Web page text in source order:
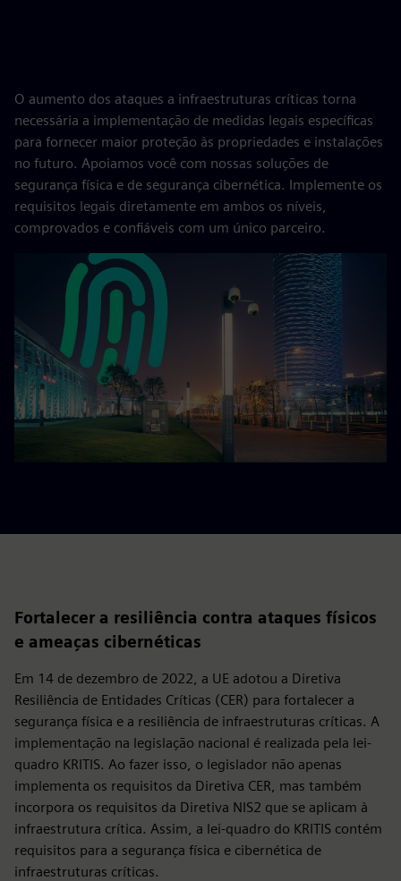
O aumento dos ataques a infraestruturas críticas torna
necessária a implementação de medidas legais específicas
para fornecer maior proteção às propriedades e instalações
no futuro. Apoiamos você com nossas soluções de
segurança física e de segurança cibernética. Implemente os
requisitos legais diretamente em ambos os níveis,
comprovados e confiáveis com um único parceiro.
Fortalecer a resiliência contra ataques físicos
e ameaças cibernéticas
Em 14 de dezembro de 2022, a UE adotou a Diretiva
Resiliência de Entidades Críticas (CER) para fortalecer a
segurança física e a resiliência de infraestruturas críticas. A
implementação na legislação nacional é realizada pela lei-
quadro KRITIS. Ao fazer isso, o legislador não apenas
implementa os requisitos da Diretiva CER, mas também
incorpora os requisitos da Diretiva NIS2 que se aplicam à
infraestrutura crítica. Assim, a lei-quadro do KRITIS contém
requisitos para a segurança física e cibernética de
infraestruturas críticas.